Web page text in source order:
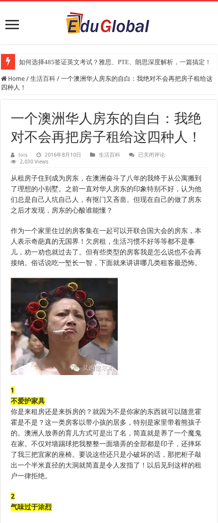
如何选择485签证英文考试？雅思、PTE、朗思深度解析，一篇搞定！
2025年《澳洲金融评论报》大学排名出炉：一份关乎本地就业与声誉的
Home / 生活百科 / 一个澳洲华人房东的自白：我绝对不会再把房子租给这
四种人！
一个澳洲华人房东的自白：我绝
对不会再把房子租给这四种人！
lois 2016年8月10日 生活百科
一
洲
华
人
房
白：
我
绝
对
不
会
已关闭评论
2,030 Views
从租房子住到成为房东，在澳洲奋斗了八年的我终于从公寓搬到
了理想的小别墅。之前一直对华人房东的印象特别不好，认为他
们总是自己人坑自己人，有抠门又吝啬。但现在自己的做了房东
之后才发现，房东的心酸谁能懂？
作为一个家里住过的房客集在一起可以开联合国大会的房东，本
人表示奇葩真的无国界！欠房租，生活习惯不好等等都不是事
儿，劝一劝也就过去了。但有些类型的房客我是怎么说也不会再
接纳。俗话说吃一堑长一智，下面就来讲讲哪几类租客最恐怖。
1
不爱护家具
你是来租房还是来拆房的？就因为不是你家的东西就可以随意霍
霍是不是？这一类房客以带小孩的居多，特别是家里带着熊孩子
的。澳洲人放养的育儿方式可是出了名，简直就是养了一个魔鬼
在家。不仅对墙踢球把我整整一面墙弄的全部都是印子，还摔坏
了我三把宜家的座椅。要说这些还只是小破坏的话，那把柜子敲
出一个半米直径的大洞就简直是令人发指了！以后见到这样的租
户一律拒绝。
2
气味过于浓烈